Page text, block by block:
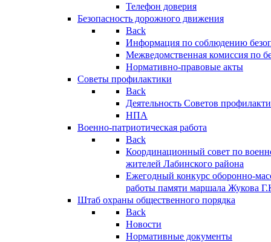
Телефон доверия
Безопасность дорожного движения
Back
Информация по соблюдению
Межведомственная комиссия по
Нормативно-правовые акты
Советы профилактики
Back
Деятельность Советов
НПА
Военно-патриотическая работа
Back
Координационный совет по
жителей Лабинского района
Ежегодный конкурс оборонно-
работы памяти маршала Жукова
Штаб охраны общественного порядка
Back
Новости
Нормативные документы